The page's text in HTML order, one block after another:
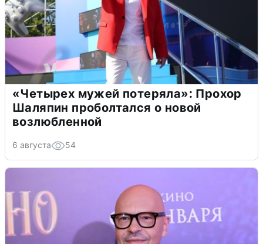
«Четырех мужей потеряла»: Прохор
Шаляпин проболтался о новой
возлюбленной
6 августа 54